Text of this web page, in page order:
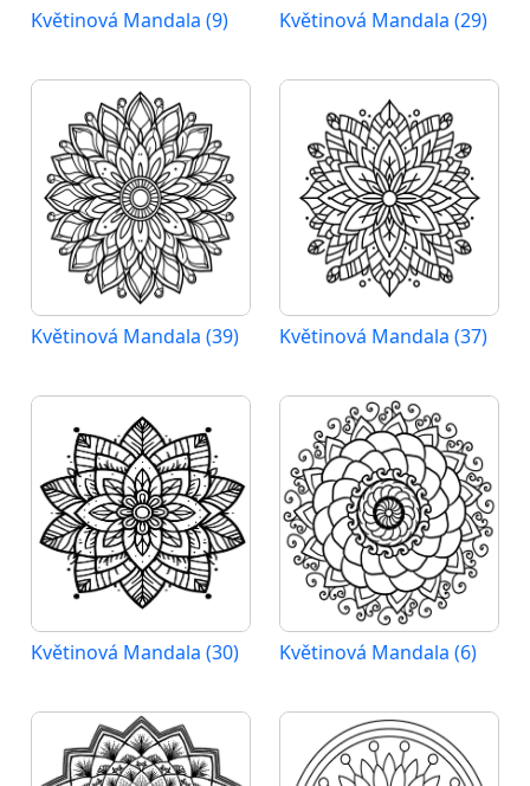
Květinová Mandala (9) Květinová Mandala (29)
Květinová Mandala (39) Květinová Mandala (37)
Květinová Mandala (30) Květinová Mandala (6)